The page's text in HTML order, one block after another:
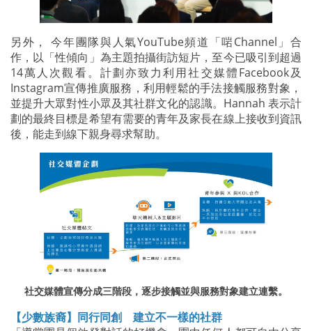
另外， 今年團隊與人氣YouTube頻道「啱Channel」合
作，以「性傾向」為主題拍攝街訪短片，至今已吸引到超過
14萬人次觀看。計劃亦致力利用社交媒體Facebook及
Instagram宣傳推廣服務，利用輕鬆的手法接觸服務對象，
並提升大眾對性小眾及其社群文化的認識。Hannah 表示計
劃的最終目標是希望有需要的青年及家長在線上接收到資訊
後，能走到線下親身尋求幫助。
社交媒體宣傳分成三階段，逐步接觸並與服務對象建立連繫。
【少數族裔】同行同創 建立不一樣的社群